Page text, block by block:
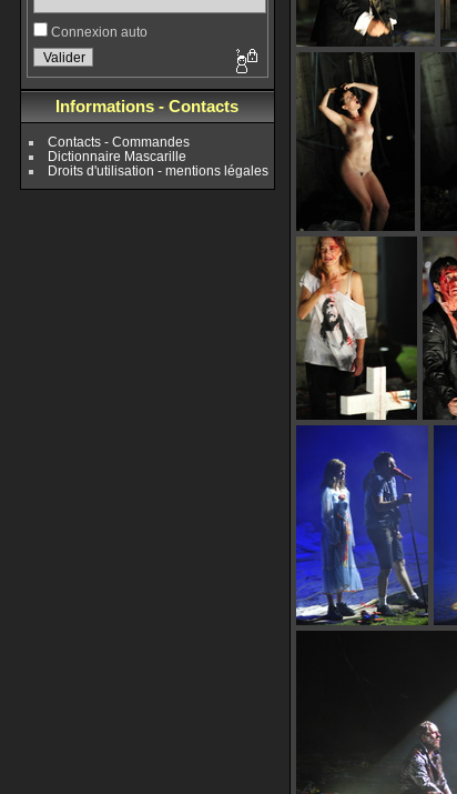
Connexion auto
Informations - Contacts
Contacts - Commandes
Dictionnaire Mascarille
Droits d'utilisation - mentions légales